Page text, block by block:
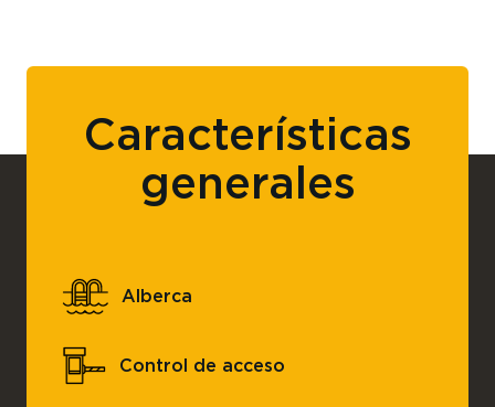
Características
generales
Alberca
Control de acceso